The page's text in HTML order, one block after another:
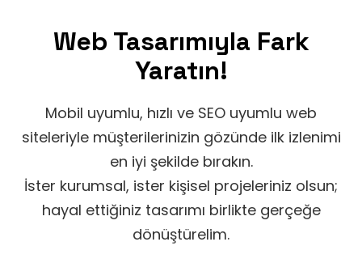
Web Tasarımıyla Fark
Yaratın!
Mobil uyumlu, hızlı ve SEO uyumlu web
siteleriyle müşterilerinizin gözünde ilk izlenimi
en iyi şekilde bırakın.
İster kurumsal, ister kişisel projeleriniz olsun;
hayal ettiğiniz tasarımı birlikte gerçeğe
dönüştürelim.